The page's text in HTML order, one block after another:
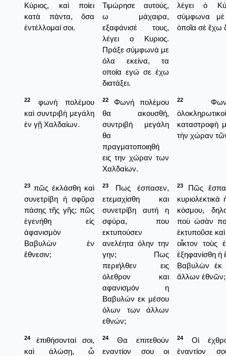
Κύριος, καὶ ποίει
κατὰ πάντα, ὅσα
ἐντέλλομαί σοι.
Τιμώρησε αυτούς,
ω μάχαιρα,
εξαφάνισέ τους,
λέγει ο Κυριος.
Πράξε σύμφωνά με
όλα εκείνα, τα
οποία εγώ σε έχω
διατάξει.
λέγει ὁ
σύμφωνα
ὁποῖα σὲ ἔχω
22
φωνὴ πολέμου
καὶ συντριβὴ μεγάλη
ἐν γῇ Χαλδαίων.
22
Φωνή πολέμου
θα ακουσθή,
συντριβή μεγάλη
θα
πραγματοποιηθή
εις την χώραν των
Χαλδαίων.
22
Φωνὴ
καταστροφὴ
τὴν χώραν
23 πῶς ἐκλάσθη καὶ
συνετρίβη ἡ σφῦρα
πάσης τῆς γῆς; πῶς
ἐγενήθη εἰς
ἀφανισμὸν
Βαβυλὼν ἐν
ἔθνεσιν;
23
Πως έσπασεν,
ετεμαχίσθη και
συνετρίβη αυτή η
σφύρα, που
εκτυπούσεν
ανελέητα όλην την
γην; Πως
περιήλθεν εις
όλεθρον και
αφανισμόν η
Βαβυλών εκ μέσου
όλων των άλλων
εθνών;
23
Πῶς
κόσμου,
ποὺ ὡσὰν
ἐκτυποῦσε
οἶκτον τοὺς
ἐξηφανίσθη ἡ
Βαβυλὼν ἐκ
ἄλλων ἐθνῶν;
24
ἐπιθήσονταί σοι,
καὶ ἁλώσῃ, ὦ
24
Θα επιτεθούν
εναντίον σου οι
24
Οἱ
ἐναντίον